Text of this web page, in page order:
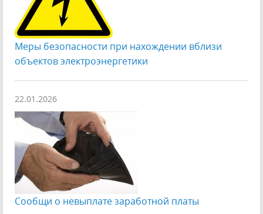
Меры безопасности при нахождении вблизи
объектов электроэнергетики
22.01.2026
Сообщи о невыплате заработной платы